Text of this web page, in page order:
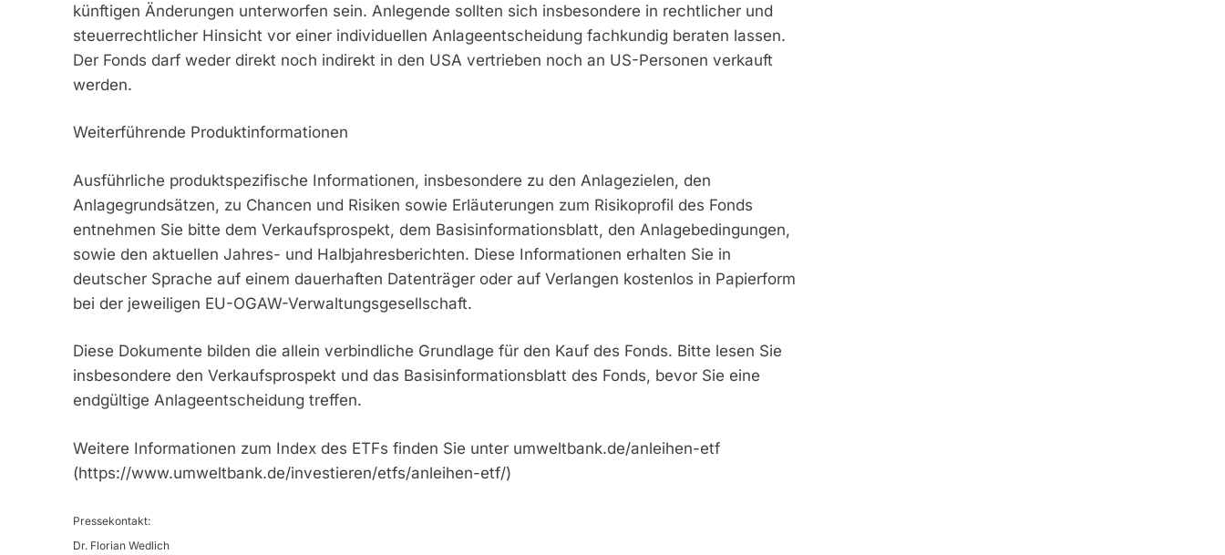
künftigen Änderungen unterworfen sein. Anlegende sollten sich insbesondere in rechtlicher und
steuerrechtlicher Hinsicht vor einer individuellen Anlageentscheidung fachkundig beraten lassen.
Der Fonds darf weder direkt noch indirekt in den USA vertrieben noch an US-Personen verkauft
werden.
Weiterführende Produktinformationen
Ausführliche produktspezifische Informationen, insbesondere zu den Anlagezielen, den
Anlagegrundsätzen, zu Chancen und Risiken sowie Erläuterungen zum Risikoprofil des Fonds
entnehmen Sie bitte dem Verkaufsprospekt, dem Basisinformationsblatt, den Anlagebedingungen,
sowie den aktuellen Jahres- und Halbjahresberichten. Diese Informationen erhalten Sie in
deutscher Sprache auf einem dauerhaften Datenträger oder auf Verlangen kostenlos in Papierform
bei der jeweiligen EU-OGAW-Verwaltungsgesellschaft.
Diese Dokumente bilden die allein verbindliche Grundlage für den Kauf des Fonds. Bitte lesen Sie
insbesondere den Verkaufsprospekt und das Basisinformationsblatt des Fonds, bevor Sie eine
endgültige Anlageentscheidung treffen.
Weitere Informationen zum Index des ETFs finden Sie unter umweltbank.de/anleihen-etf
(https://www.umweltbank.de/investieren/etfs/anleihen-etf/)
Pressekontakt:
Dr. Florian Wedlich